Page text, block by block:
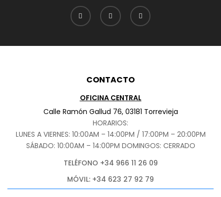
CONTACTO
OFICINA CENTRAL
Calle Ramón Gallud 76, 03181 Torrevieja
HORARIOS:
LUNES A VIERNES: 10:00AM – 14:00PM / 17:00PM – 20:00PM
SÁBADO: 10:00AM – 14:00PM DOMINGOS: CERRADO
TELÉFONO +34 966 11 26 09
MÓVIL: +34 623 27 92 79